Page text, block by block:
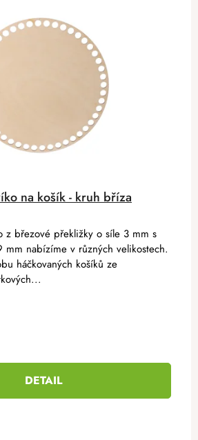
na košík - kruh bříza
DETAIL
z březové překližky o síle 3 mm s
nabízíme v různých velikostech.
háčkovaných košíků ze